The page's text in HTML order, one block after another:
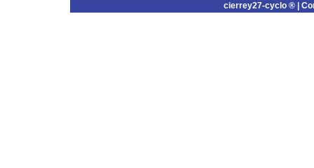
cierrey27-cyclo ® |